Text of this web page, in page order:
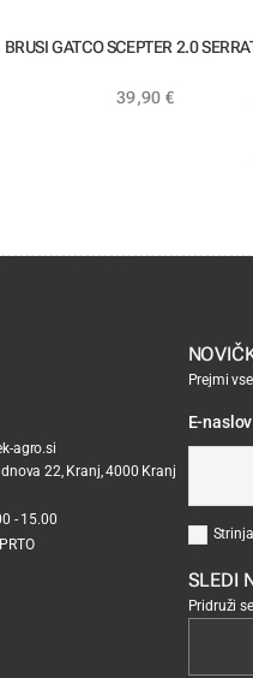
BRUSI GATCO SCEPTER 2.0
39,90 €
agro.si
22, Kranj, 4000 Kranj
- 15.00
Prejmi
E-naslov
SLEDI
Pridruži